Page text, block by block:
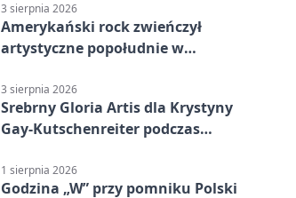
3 sierpnia 2026
Amerykański rock zwieńczył
artystyczne popołudnie w
3 sierpnia 2026
Srebrny Gloria Artis dla Krystyny
Gay-Kutschenreiter podczas
1 sierpnia 2026
Godzina „W” przy pomniku Polski